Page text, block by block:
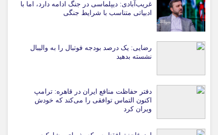
غریب‌آبادی: دیپلماسی در جنگ ادامه دارد، اما با
ادبیاتی متناسب با شرایط جنگی
رضایی: یک درصد بودجه فوتبال را به والیبال
نشسته بدهید
دفتر حفاظت منافع ایران در قاهره: ترامپ
اکنون التماس توافقی را می‌کند که خودش
ویران کرد